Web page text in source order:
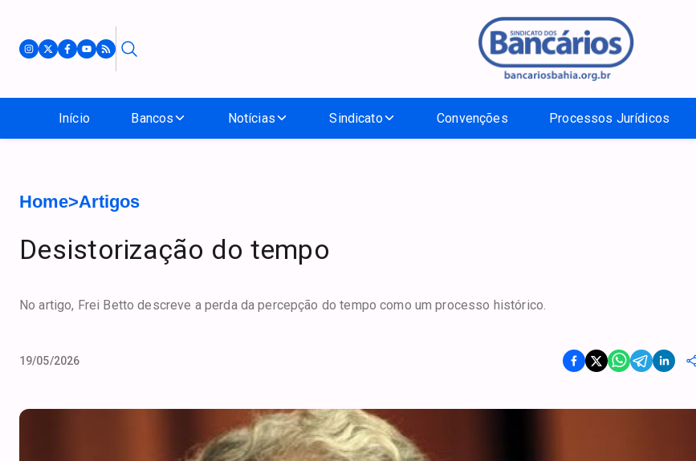
Início Bancos Notícias Sindicato Convenções Processos Jurídicos
Home>Artigos
Desistorização do tempo
No artigo, Frei Betto descreve a perda da percepção do tempo como um processo histórico.
19/05/2026